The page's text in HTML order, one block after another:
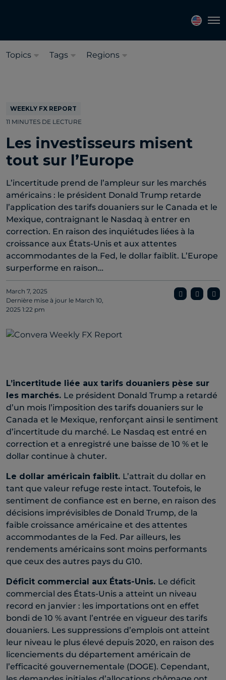
Topics Tags Regions
WEEKLY FX REPORT
11 MINUTES DE LECTURE
Les investisseurs misent
tout sur l’Europe
L’incertitude prend de l’ampleur sur les marchés
américains : le président Donald Trump retarde
l’application des tarifs douaniers sur le Canada et le
Mexique, contraignant le Nasdaq à entrer en
correction. En raison des inquiétudes liées à la
croissance aux États-Unis et aux attentes
accommodantes de la Fed, le dollar faiblit. L’Europe
surperforme en raison…
March 7, 2025
Dernière mise à jour le March 10,
2025 1:22 pm
L’incertitude liée aux tarifs douaniers pèse sur
les marchés. Le président Donald Trump a retardé
d’un mois l’imposition des tarifs douaniers sur le
Canada et le Mexique, renforçant ainsi le sentiment
d’incertitude du marché. Le Nasdaq est entré en
correction et a enregistré une baisse de 10 % et le
dollar continue à chuter.
Le dollar américain faiblit. L’attrait du dollar en
tant que valeur refuge reste intact. Toutefois, le
sentiment de confiance est en berne, en raison des
décisions imprévisibles de Donald Trump, de la
faible croissance américaine et des attentes
accommodantes de la Fed. Par ailleurs, les
rendements américains sont moins performants
que ceux des autres pays du G10.
Déficit commercial aux États-Unis. Le déficit
commercial des États-Unis a atteint un niveau
record en janvier : les importations ont en effet
bondi de 10 % avant l’entrée en vigueur des tarifs
douaniers. Les suppressions d’emplois ont atteint
leur niveau le plus élevé depuis 2020, en raison des
licenciements du département américain de
l’efficacité gouvernementale (DOGE). Cependant,